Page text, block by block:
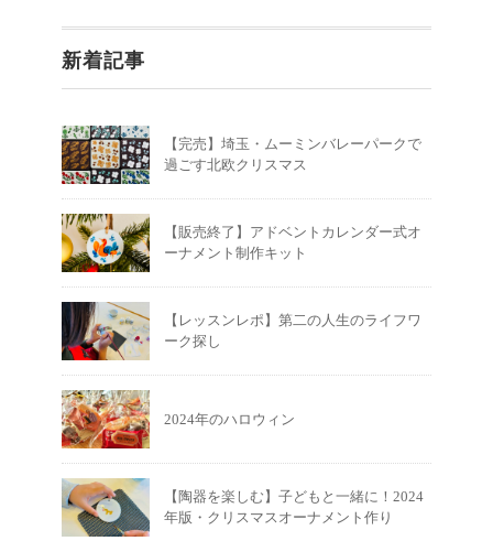
新着記事
【完売】埼玉・ムーミンバレーパークで
過ごす北欧クリスマス
【販売終了】アドベントカレンダー式オ
ーナメント制作キット
【レッスンレポ】第二の人生のライフワ
ーク探し
2024年のハロウィン
【陶器を楽しむ】子どもと一緒に！2024
年版・クリスマスオーナメント作り